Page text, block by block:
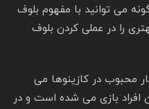
می توانید با مفهوم بلوف
را در عملی کردن بلوف
محبوب در کازینوها می
افراد بازی می شده است و در